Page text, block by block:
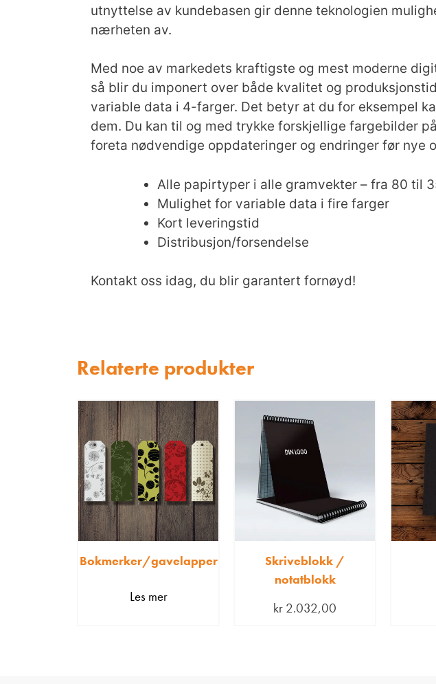
utnyttelse av kundebasen gir denne teknologien
nærheten av.
Med noe av markedets kraftigste og mest moderne
så blir du imponert over både kvalitet og
variable data i 4-farger. Det betyr at du for eksempel
dem. Du kan til og med trykke forskjellige fargebilder
foreta nødvendige oppdateringer og endringer før nye
Alle papirtyper i alle gramvekter – fra 80 til
Mulighet for variable data i fire farger
Kort leveringstid
Distribusjon/forsendelse
Kontakt oss idag, du blir garantert fornøyd!
Relaterte produkter
Bokmerker/gavelapper
Les mer
Skriveblokk /
notatblokk
kr 2.032,00